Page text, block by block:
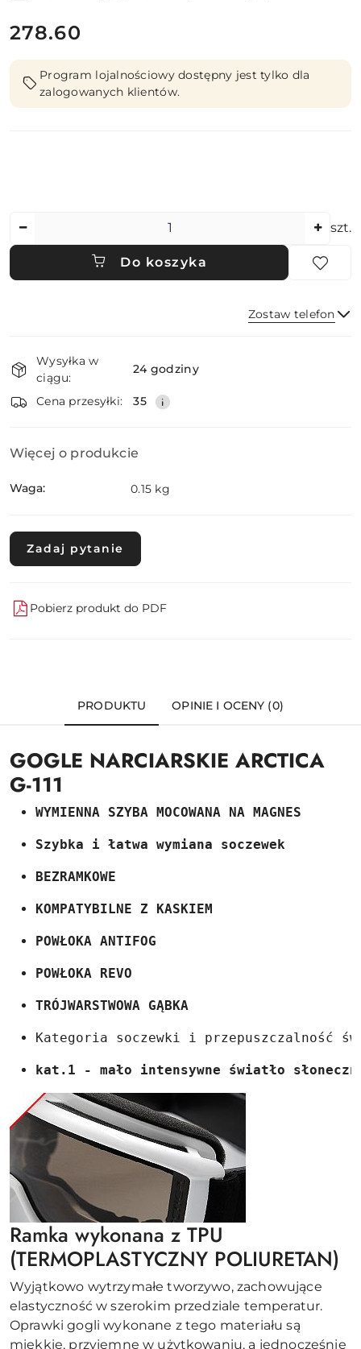
cena:
278.60
Program lojalnościowy dostępny jest tylko dla
zalogowanych klientów.
szt.
Do koszyka
Zostaw telefon
i
dostawa
Wysyłka w
ciągu:
24 godziny
Cena przesyłki: 35
Więcej o produkcie
Waga: 0.15 kg
Zadaj pytanie
Pobierz produkt do PDF
PRODUKTU OPINIE I OCENY (0)
GOGLE NARCIARSKIE ARCTICA
G-111
WYMIENNA SZYBA MOCOWANA NA MAGNES
Szybka i łatwa wymiana soczewek
BEZRAMKOWE
KOMPATYBILNE Z KASKIEM
POWŁOKA ANTIFOG
POWŁOKA REVO
TRÓJWARSTWOWA GĄBKA
Kategoria soczewki i przepuszczalność
kat.1 - mało intensywne światło
Ramka wykonana z TPU
(TERMOPLASTYCZNY POLIURETAN)
Wyjątkowo wytrzymałe tworzywo, zachowujące
elastyczność w szerokim przedziale temperatur.
Oprawki gogli wykonane z tego materiału są
miękkie, przyjemne w użytkowaniu, a jednocześnie